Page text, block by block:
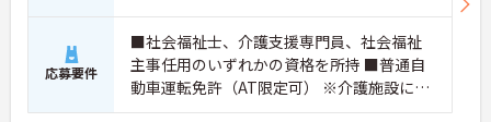
応募要件
■社会福祉士、介護支援専門員、社会福祉
主事任用のいずれかの資格を所持 ■普通自
動車運転免許（AT限定可） ※介護施設にお
ける相談業務あれば尚可